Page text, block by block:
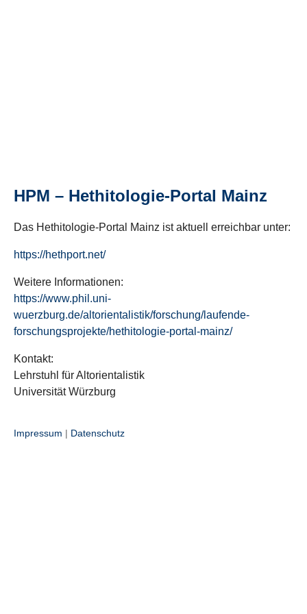
HPM – Hethitologie-Portal Mainz
Das Hethitologie-Portal Mainz ist aktuell erreichbar unter:
https://hethport.net/
Weitere Informationen:
https://www.phil.uni-
wuerzburg.de/altorientalistik/forschung/laufende-
forschungsprojekte/hethitologie-portal-mainz/
Kontakt:
Lehrstuhl für Altorientalistik
Universität Würzburg
Impressum | Datenschutz